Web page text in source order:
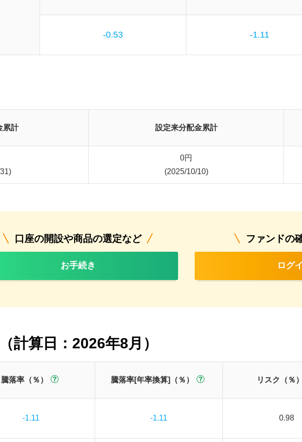
-0.53 -1.11
累計 設定来分配金累計
0円
(2025/10/10)
口座の開設や商品の選定など
お手続き
ファンドの
ログ
計算日：2026年8月）
騰落率（％） 騰落率[年率換算]（％） リスク（％）
-1.11 -1.11 0.98